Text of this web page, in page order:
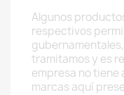
Algunos
respectivos
tramitamos y es
empresa no tiene
marcas aquí